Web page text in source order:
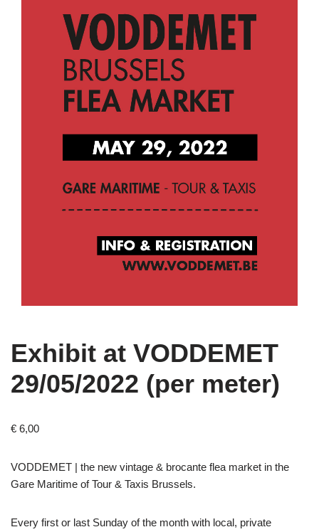
Exhibit at VODDEMET
29/05/2022 (per meter)
€ 6,00
VODDEMET | the new vintage & brocante flea market in the
Gare Maritime of Tour & Taxis Brussels.
Every first or last Sunday of the month with local, private